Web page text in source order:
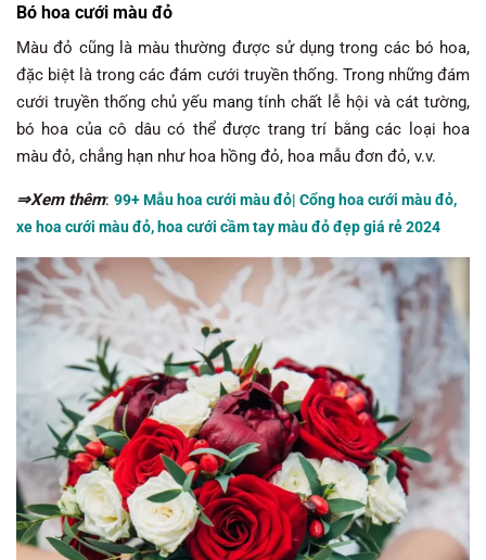
Bó hoa cưới màu đỏ
Màu đỏ cũng là màu thường được sử dụng trong các bó hoa,
đặc biệt là trong các đám cưới truyền thống. Trong những đám
cưới truyền thống chủ yếu mang tính chất lễ hội và cát tường,
bó hoa của cô dâu có thể được trang trí bằng các loại hoa
màu đỏ, chẳng hạn như hoa hồng đỏ, hoa mẫu đơn đỏ, v.v.
⇒Xem thêm: 99+ Mẫu hoa cưới màu đỏ| Cổng hoa cưới màu đỏ,
xe hoa cưới màu đỏ, hoa cưới cầm tay màu đỏ đẹp giá rẻ 2024